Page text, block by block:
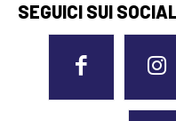
SEGUICI SUI